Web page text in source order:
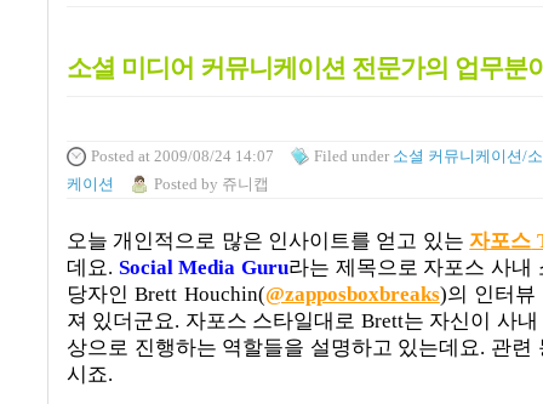
소셜 미디어 커뮤니케이션 전문가의 업무분
Posted at 2009/08/24 14:07 Filed under 소셜 커뮤니케이션/
케이션
Posted by 쥬니캡
오늘 개인적으로 많은 인사이트를 얻고 있는 자포스
데요. Social Media Guru라는 제목으로 자포스 사내
당자인 Brett Houchin(@zapposboxbreaks)의 인터뷰
져 있더군요. 자포스 스타일대로 Brett는 자신이 사
상으로 진행하는 역할들을 설명하고 있는데요. 관련
시죠.